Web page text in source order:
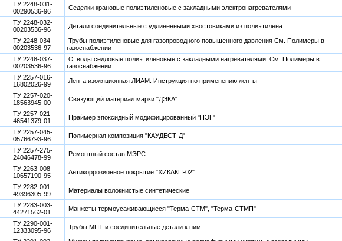
ТУ 2248-031-
00290536-96
Седелки крановые полиэтиленовые с закладными электронагревателями
ТУ 2248-032-
00203536-96
Детали соединительные с удлиненными хвостовиками из полиэтилена
ТУ 2248-034-
00203536-97
Трубы полиэтиленовые для газопроводного повышенного давления См. Полимеры в
газоснабжении
ТУ 2248-037-
00203536-96
Отводы седловые полиэтиленовые с закладными нагревателями. См. Полимеры в
газоснабжении
ТУ 2257-016-
16802026-99
Лента изоляционная ЛИАМ. Инструкция по применению ленты
ТУ 2257-020-
18563945-00
Связующий материал марки "ДЭКА"
ТУ 2257-021-
46541379-01
Праймер эпоксидный модифицированный "ПЭГ"
ТУ 2257-045-
05766793-96
Полимерная композиция "КАУДЕСТ-Д"
ТУ 2257-275-
24046478-99
Ремонтный состав МЭРС
ТУ 2263-008-
10657190-95
Антикоррозионное покрытие "ХИКАКП-02"
ТУ 2282-001-
49396305-99
Материалы волокнистые синтетические
ТУ 2283-003-
44271562-01
Манжеты термоусаживающиеся "Терма-СТМ", "Терма-СТМП"
ТУ 2290-001-
12333095-96
Трубы МПТ и соединительные детали к ним